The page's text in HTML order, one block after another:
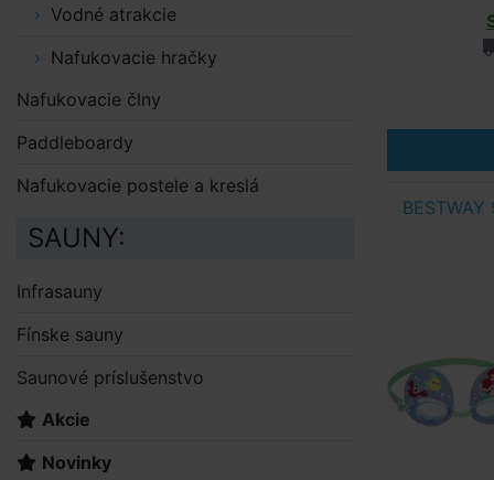
Vodné atrakcie
Nafukovacie hračky
Nafukovacie člny
Paddleboardy
Nafukovacie postele a kreslá
SAUNY:
Infrasauny
Fínske sauny
Saunové príslušenstvo
Akcie
Novinky